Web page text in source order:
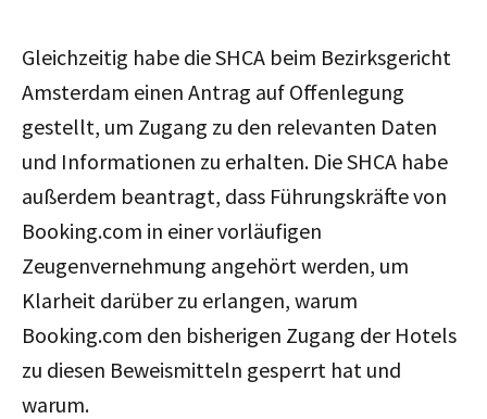
Gleichzeitig habe die SHCA beim Bezirksgericht
Amsterdam einen Antrag auf Offenlegung
gestellt, um Zugang zu den relevanten Daten
und Informationen zu erhalten. Die SHCA habe
außerdem beantragt, dass Führungskräfte von
Booking.com in einer vorläufigen
Zeugenvernehmung angehört werden, um
Klarheit darüber zu erlangen, warum
Booking.com den bisherigen Zugang der Hotels
zu diesen Beweismitteln gesperrt hat und
warum.